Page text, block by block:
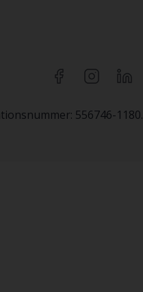
556746-1180.